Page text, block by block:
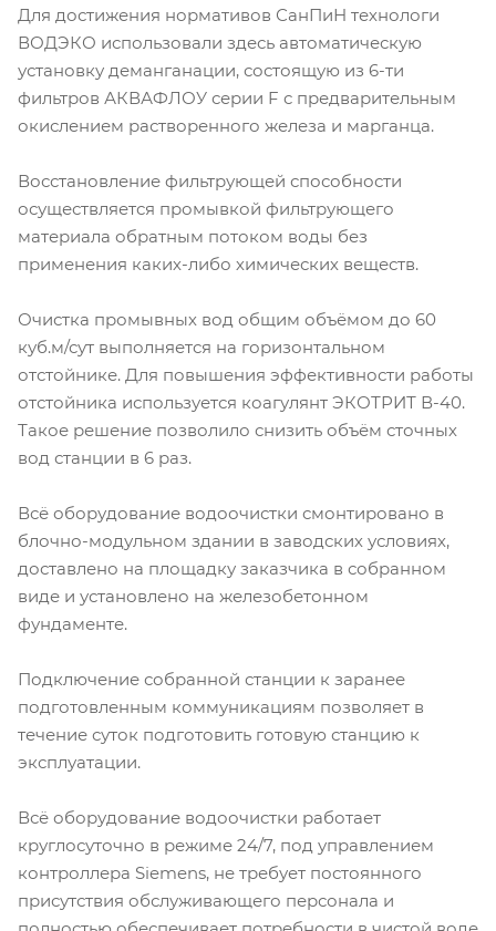
Для достижения нормативов СанПиН технологи
ВОДЭКО использовали здесь автоматическую
установку деманганации, состоящую из 6-ти
фильтров АКВАФЛОУ серии F с предварительным
окислением растворенного железа и марганца.
Восстановление фильтрующей способности
осуществляется промывкой фильтрующего
материала обратным потоком воды без
применения каких-либо химических веществ.
Очистка промывных вод общим объёмом до 60
куб.м/сут выполняется на горизонтальном
отстойнике. Для повышения эффективности работы
отстойника используется коагулянт ЭКОТРИТ В-40.
Такое решение позволило снизить объём сточных
вод станции в 6 раз.
Всё оборудование водоочистки смонтировано в
блочно-модульном здании в заводских условиях,
доставлено на площадку заказчика в собранном
виде и установлено на железобетонном
фундаменте.
Подключение собранной станции к заранее
подготовленным коммуникациям позволяет в
течение суток подготовить готовую станцию к
эксплуатации.
Всё оборудование водоочистки работает
круглосуточно в режиме 24/7, под управлением
контроллера Siemens, не требует постоянного
присутствия обслуживающего персонала и